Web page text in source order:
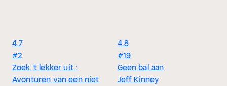
4.7
#2
Zoek 't lekker uit :
Avonturen van een niet
4.8
#19
Geen bal aan
Jeff Kinney